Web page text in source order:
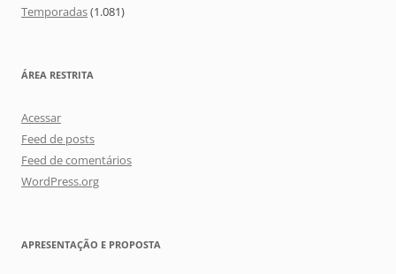
Temporadas(1.081)
ÁREA RESTRITA
Acessar
Feed de posts
Feed de comentários
WordPress.org
APRESENTAÇÃO E PROPOSTA